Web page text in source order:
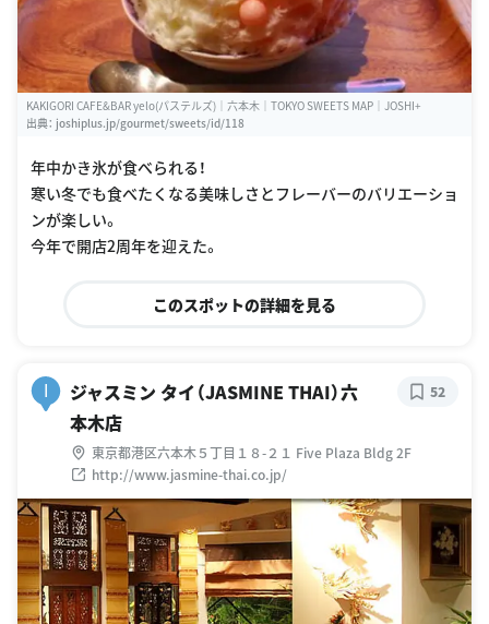
KAKIGORI CAFE&BAR yelo(パステルズ)｜六本木｜TOKYO SWEETS MAP｜JOSHI+
出典： joshiplus.jp/gourmet/sweets/id/118
年中かき氷が食べられる！
寒い冬でも食べたくなる美味しさとフレーバーのバリエーショ
ンが楽しい。
今年で開店2周年を迎えた。
このスポットの詳細を見る
ジャスミン タイ（JASMINE THAI）六
本木店
東京都港区六本木５丁目１８-２１ Five Plaza Bldg 2F
http://www.jasmine-thai.co.jp/
52